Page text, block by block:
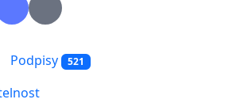
Podpisy 521